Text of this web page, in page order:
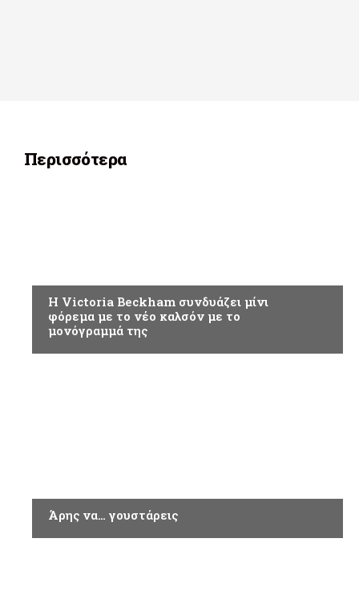
Περισσότερα
H Victoria Beckham συνδυάζει μίνι
φόρεμα με το νέο καλσόν με το
μονόγραμμά της
Άρης να… γουστάρεις